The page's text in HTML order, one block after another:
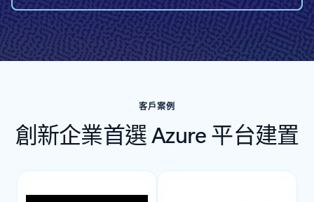
客戶案例
創新企業首選 Azure 平台建置